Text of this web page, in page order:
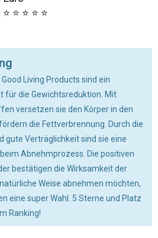
⭐ ⭐ ⭐ ⭐ ⭐
Living Products sind ein
für die Gewichtsreduktion. Mit
versetzen sie den Körper in den
die Fettverbrennung. Durch die
gute Verträglichkeit sind sie eine
Abnehmprozess. Die positiven
bestätigen die Wirksamkeit der
Weise abnehmen möchten,
eine super Wahl. 5 Sterne und Platz
Ranking!